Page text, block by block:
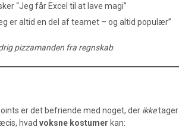
“Jeg får Excel til at lave magi”
er altid en del af teamet – og altid populær”
pizzamanden fra regnskab.
er det befriende med noget, der ikketager
hvad voksne kostumer kan: